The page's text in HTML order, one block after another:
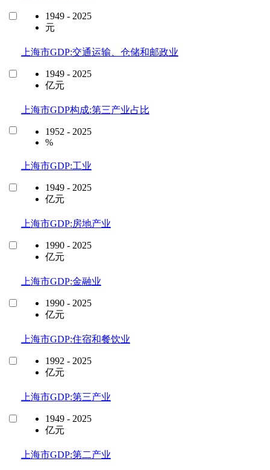
1949 - 2025
元
上海市GDP:交通运输、仓储和邮政业
1949 - 2025
亿元
上海市GDP构成:第三产业占比
1952 - 2025
%
上海市GDP:工业
1949 - 2025
亿元
上海市GDP:房地产业
1990 - 2025
亿元
上海市GDP:金融业
1990 - 2025
亿元
上海市GDP:住宿和餐饮业
1992 - 2025
亿元
上海市GDP:第三产业
1949 - 2025
亿元
上海市GDP:第二产业